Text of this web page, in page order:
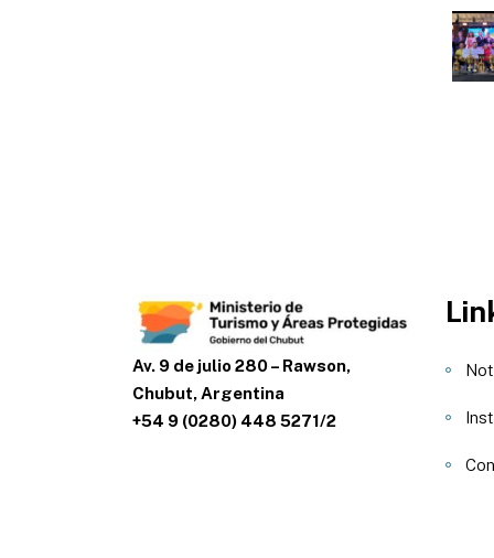
Av. 9 de julio 280 – Rawson,
Chubut, Argentina
+54 9 (0280) 448 5271/2